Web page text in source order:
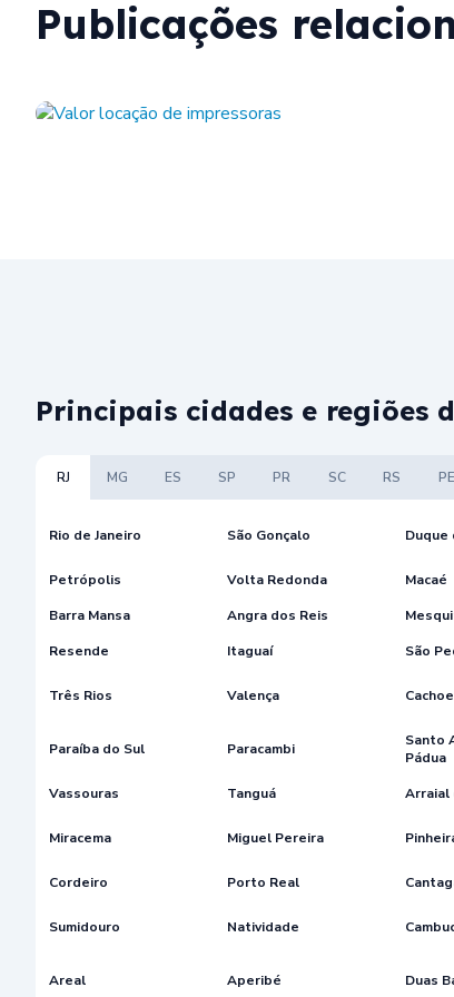
Publicações
Principais cidades e regiões
RJ MG ES SP PR SC RS PE
Rio de Janeiro São Gonçalo Duque
Petrópolis Volta Redonda Macaé
Barra Mansa
Angra dos Reis
Resende
Itaguaí São
Três Rios Valença
Paraíba do Sul Paracambi
Santo
Pádua
Vassouras
Tanguá Arraial
Miracema Miguel Pereira
Cordeiro Porto Real
Sumidouro Natividade
Areal Aperibé Duas